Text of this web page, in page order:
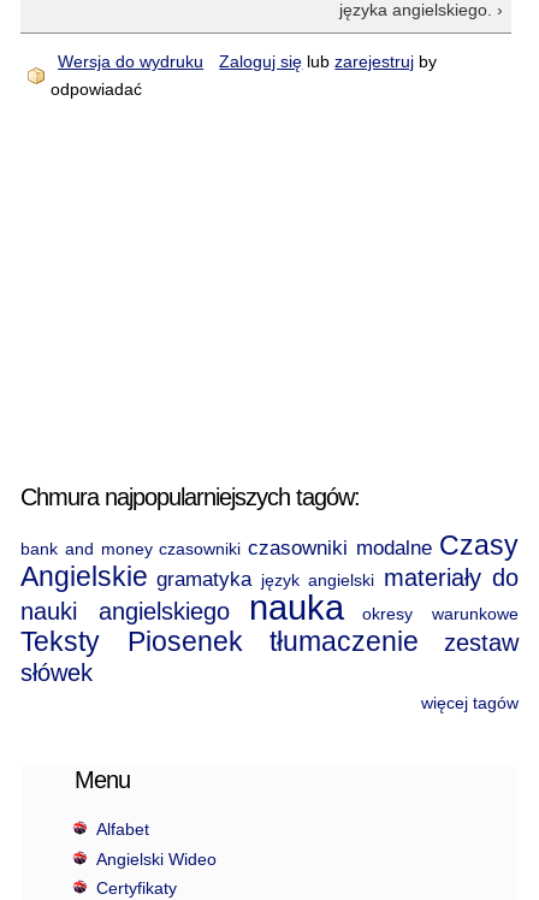
języka angielskiego. ›
Wersja do wydruku Zaloguj się lubzarejestruj by
odpowiadać
Chmura najpopularniejszych tagów:
bank and money czasowniki czasowniki modalne Czasy
Angielskie gramatyka język angielski materiały do
nauki angielskiego
nauka okresy warunkowe
Teksty Piosenek tłumaczenie
zestaw
słówek
więcej tagów
Menu
Alfabet
Angielski Wideo
Certyfikaty